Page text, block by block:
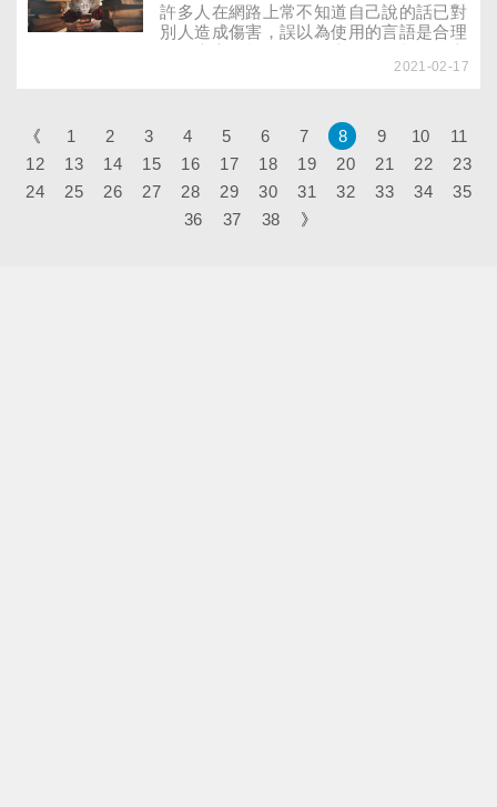
許多人在網路上常不知道自己說的話已對
別人造成傷害，誤以為使用的言語是合理
理動機其實類似有些孩子需要他人關注而
2021-02-17
《 1 2 3 4 5 6 7 8 9 10
11
12
13 14 15 16 17 18 19 20 21 22
23
24
25 26 27 28 29 30 31 32 33 34
35
36
37 38 》